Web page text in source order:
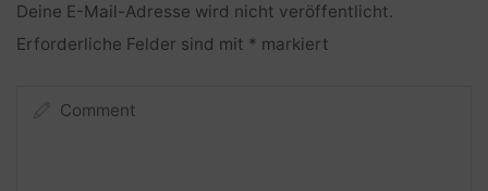
Deine E-Mail-Adresse wird nicht veröffentlicht.
Erforderliche Felder sind mit * markiert